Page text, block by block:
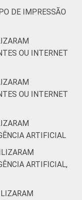
10
DE IMPRESSÃO
OU INTERNET
OU INTERNET
ARTIFICIAL
ARTIFICIAL,